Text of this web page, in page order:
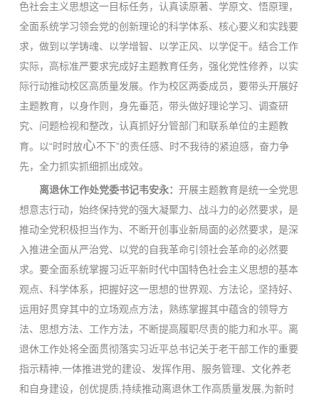
色社会主义思想这一目标任务，认真读原著、学原文、悟原理，
全面系统学习领会党的创新理论的科学体系、核心要义和实践要
求，做到以学铸魂、以学增智、以学正风、以学促干。结合工作
实际，高标准严要求完成好主题教育任务，强化党性修养，以实
际行动推动校区高质量发展。作为校区两委成员，要带头开展好
主题教育，以身作则，身先垂范，带头做好理论学习、调查研
究、问题检视和整改，认真抓好分管部门和联系单位的主题教
育。以“时时放心不下”的责任感、时不我待的紧迫感，奋力争
先，全力抓实抓细抓出成效。
离退休工作处党委书记韦安永： 开展主题教育是统一全党思
想意志行动，始终保持党的强大凝聚力、战斗力的必然要求，是
推动全党积极担当作为、不断开创事业新局面的必然要求，是深
入推进全面从严治党、以党的自我革命引领社会革命的必然要
求。要全面系统掌握习近平新时代中国特色社会主义思想的基本
观点、科学体系，把握好这一思想的世界观、方法论，坚持好、
运用好贯穿其中的立场观点方法，熟练掌握其中蕴含的领导方
法、思想方法、工作方法，不断提高履职尽责的能力和水平。离
退休工作处将全面贯彻落实习近平总书记关于老干部工作的重要
指示精神,一体推进党的建设、发挥作用、服务管理、文化养老
和自身建设，创优提质,持续推动离退休工作高质量发展,为新时